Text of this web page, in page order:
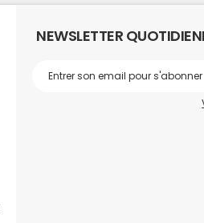
NEWSLETTER